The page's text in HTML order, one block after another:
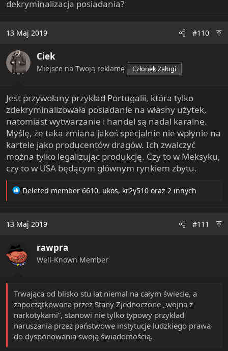
dekryminalizacja posiadania?
13 Maj 2019 #110
Ciek
Miejsce na Twoją reklamę Członek Załogi
Jest przywołany przykład Portugalii, która tylko
zdekryminalizowała posiadanie na własny użytek,
natomiast wytwarzanie i handel są nadal karalne.
Myślę, że taka zmiana jakoś specjalnie nie wpłynie na
kartele jako producentów dragów. Ich zwalczyć
można tylko legalizując produkcję. Czy to w Meksyku,
czy to w USA będącym głównym rynkiem zbytu.
R
t
o
n
s
Deleted member 6610, ukos, kr2y510 oraz 2 innych
13 Maj 2019 #111
rawpra
Well-Known Member
Trwająca od blisko stu lat niemal na całym świecie, a
zapoczątkowana przez Stany Zjednoczone „wojna z
narkotykami”, stanowi nie tylko typowy przykład
naruszania przez państwowe instytucje ludzkiego prawa
do dysponowania swoją świadomością.